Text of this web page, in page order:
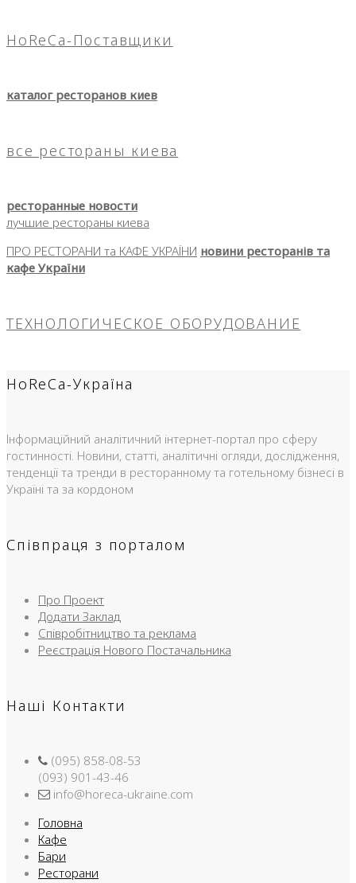
HoReCa-Поставщики
каталог ресторанов киев
все рестораны киева
ресторанные новости
лучшие рестораны киева
ПРО РЕСТОРАНИ та КАФЕ УКРАЇНИ новини ресторанів та
кафе України
ТЕХНОЛОГИЧЕСКОЕ ОБОРУДОВАНИЕ
HoReCa-Україна
Інформаційний аналітичний інтернет-портал про сферу
гостинності. Новини, статті, аналітичні огляди, дослідження,
тенденції та тренди в ресторанному та готельному бізнесі в
Україні та за кордоном
Співпраця з порталом
Про Проект
Додати Заклад
Співробітництво та реклама
Реєстрація Нового Постачальника
Наші Контакти
(095) 858-08-53
(093) 901-43-46
info@horeca-ukraine.com
Головна
Кафе
Бари
Ресторани